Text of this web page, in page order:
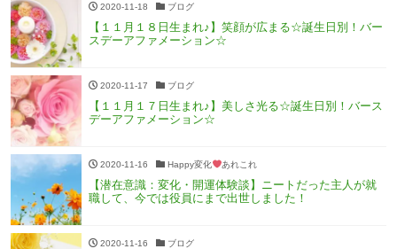
2020-11-18 ブログ
【１１月１８日生まれ♪】笑顔が広まる☆誕生日別！バー
スデーアファメーション☆
2020-11-17 ブログ
【１１月１７日生まれ♪】美しさ光る☆誕生日別！バース
デーアファメーション☆
2020-11-16 Happy変化 あれこれ
【潜在意識：変化・開運体験談】ニートだった主人が就
職して、今では役員にまで出世しました！
2020-11-16 ブログ